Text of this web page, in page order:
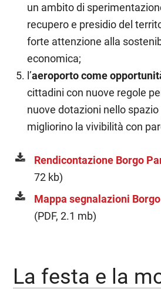
un ambito di
recupero e presidio del
forte attenzione alla
economica;
l’aeroporto come
cittadini con nuove regole
nuove dotazioni nello
migliorino la vivibilità con
Rendicontazione Borgo
72 kb)
Mappa segnalazioni
(PDF, 2.1 mb)
La festa e la